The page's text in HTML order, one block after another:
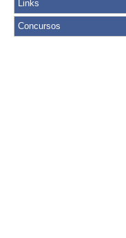
Links
Concursos